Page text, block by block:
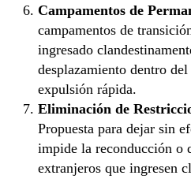
Campamentos de
campamentos de
ingresado
desplazamiento dentro
expulsión rápida.
Eliminación de
Propuesta para dejar sin
impide la reconducción o
extranjeros que ingresen